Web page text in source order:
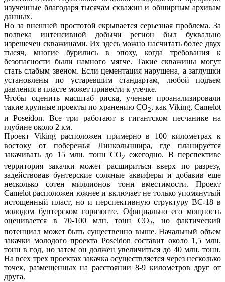
изученные благодаря тысячам скважин и обширным архивам
данных.
Но за внешней простотой скрывается серьезная проблема. За
полвека интенсивной добычи регион был буквально
изрешечен скважинами. Их здесь можно насчитать более двух
тысяч, многие бурились в эпоху, когда требования к
безопасности были намного мягче. Такие скважины могут
стать слабым звеном. Если цементация нарушена, а заглушки
установлены по устаревшим стандартам, любой подъем
давления в пласте может привести к утечке.
Чтобы оценить масштаб риска, ученые проанализировали
такие крупные проекты по хранению CO2, как Viking, Camelot
и Poseidon. Все три работают в гигантском песчанике на
глубине около 2 км.
Проект Viking расположен примерно в 100 километрах к
востоку от побережья Линкольншира, где планируется
закачивать до 15 млн. тонн CO2 ежегодно. В перспективе
территория закачки может расшириться вверх по разрезу,
задействовав бунтерские соляные аквиферы и добавив еще
несколько сотен миллионов тонн вместимости. Проект
Camelot расположен южнее и включает не только упомянутый
истощенный пласт, но и перспективную структуру BC-18 в
молодом бунтерском горизонте. Официально его мощность
оценивается в 70-100 млн. тонн CO2, но фактический
потенциал может быть существенно выше. Начальный объем
закачки молодого проекта Poseidon составит около 1,5 млн.
тонн в год, но затем он должен увеличиться до 40 млн. тонн.
На всех трех проектах закачка осуществляется через несколько
точек, размещенных на расстоянии 8-9 километров друг от
друга.